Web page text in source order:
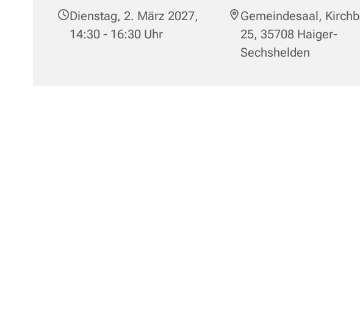
Dienstag, 2. März 2027,
14:30 - 16:30 Uhr
Gemeindesaal,
25, 35708 Haiger-
Sechshelden